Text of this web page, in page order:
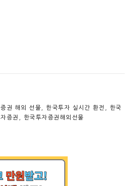
권 해외 선물 한국투자 실시간 환전
한국
증권 한국투자증권해외선물